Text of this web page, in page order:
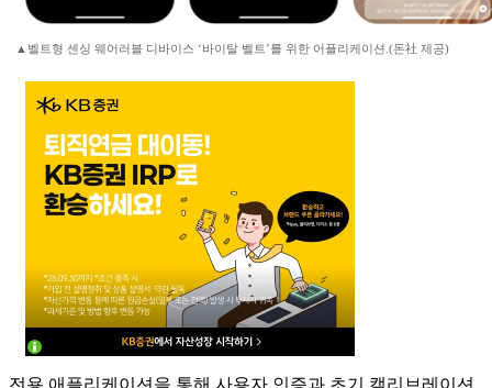
▲벨트형 센싱 웨어러블 디바이스 ‘바이탈 벨트’를 위한 어플리케이션.(돈社 제공)